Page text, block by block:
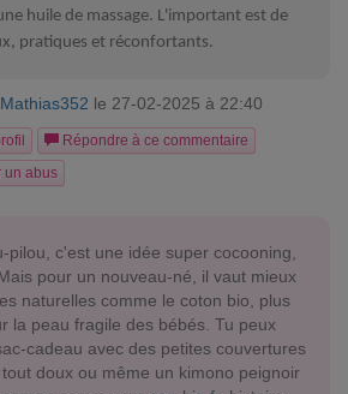
huile de massage. L'important est de
pratiques et réconfortants.
Mathias352 le 27-02-2025 à 22:40
Répondre à ce commentaire
un abus
pilou, c'est une idée super cocooning,
pour un nouveau-né, il vaut mieux
naturelles comme le coton bio, plus
la peau fragile des bébés. Tu peux
cadeau avec des petites couvertures
doux ou même un kimono peignoir